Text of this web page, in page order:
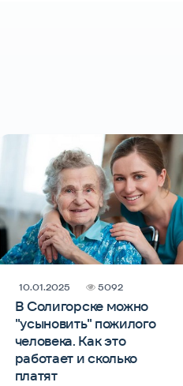
В Солигорске можно
"усыновить" пожилого
человека. Как это
работает и сколько
платят
10.01.2025 5092